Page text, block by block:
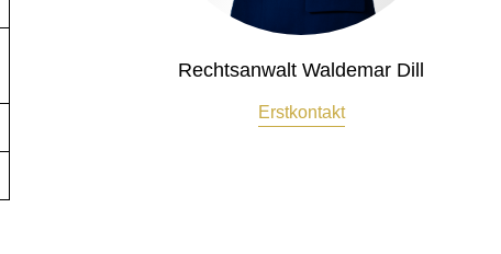
Rechtsanwalt Waldemar Dill
Erstkontakt